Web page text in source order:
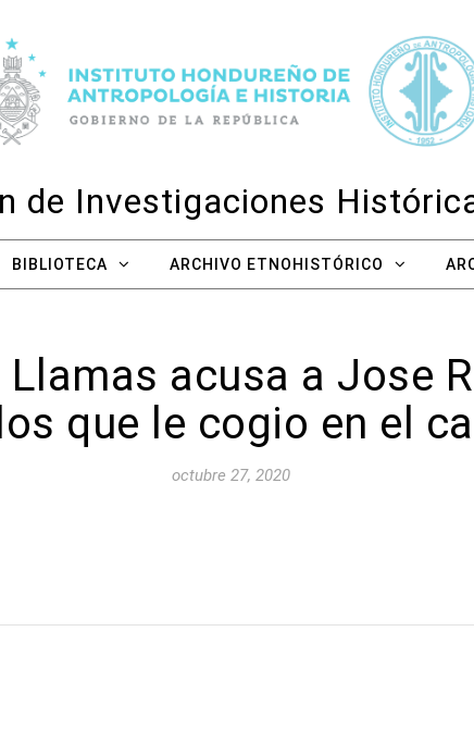
de Investigaciones
BIBLIOTECA ARCHIVO ETNOHISTÓRICO
acusa a Jose
que le cogio en el
octubre 27, 2020